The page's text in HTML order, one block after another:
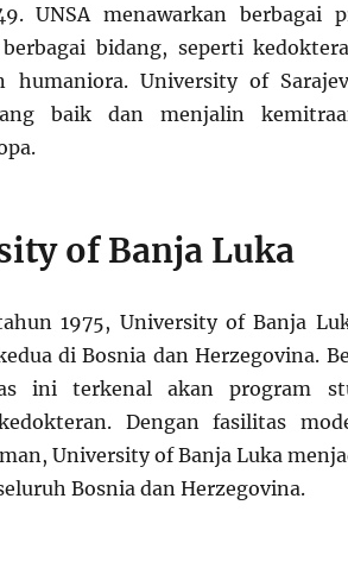
UNSA menawarkan berbagai
berbagai bidang, seperti
humaniora. University of
baik dan menjalin
of Banja Luka
1975, University of Banja
di Bosnia dan Herzegovina.
ini terkenal akan program
Dengan fasilitas
University of Banja Luka
Bosnia dan Herzegovina.